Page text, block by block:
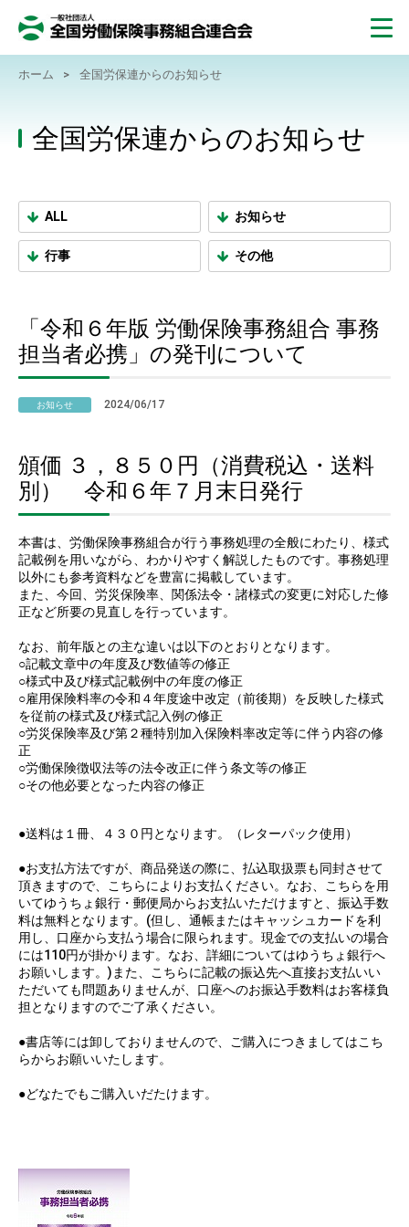
ホーム > 全国労保連からのお知らせ
全国労保連からのお知らせ
ALL お知らせ
行事 その他
「令和６年版 労働保険事務組合 事務
担当者必携」の発刊について
お知らせ 2024/06/17
頒価 ３，８５０円（消費税込・送料
別） 令和６年７月末日発行
本書は、労働保険事務組合が行う事務処理の全般にわたり、様式
記載例を用いながら、わかりやすく解説したものです。事務処理
以外にも参考資料などを豊富に掲載しています。
また、今回、労災保険率、関係法令・諸様式の変更に対応した修
正など所要の見直しを行っています。
なお、前年版との主な違いは以下のとおりとなります。
○記載文章中の年度及び数値等の修正
○様式中及び様式記載例中の年度の修正
○雇用保険料率の令和４年度途中改定（前後期）を反映した様式
を従前の様式及び様式記入例の修正
○労災保険率及び第２種特別加入保険料率改定等に伴う内容の修
正
○労働保険徴収法等の法令改正に伴う条文等の修正
○その他必要となった内容の修正
●送料は１冊、４３０円となります。（レターパック使用）
●お支払方法ですが、商品発送の際に、払込取扱票も同封させて
頂きますので、こちらによりお支払ください。なお、こちらを用
いてゆうちょ銀行・郵便局からお支払いただけますと、振込手数
料は無料となります。(但し、通帳またはキャッシュカードを利
用し、口座から支払う場合に限られます。現金での支払いの場合
には110円が掛かります。なお、詳細についてはゆうちょ銀行へ
お願いします。)また、こちらに記載の振込先へ直接お支払いい
ただいても問題ありませんが、口座へのお振込手数料はお客様負
担となりますのでご了承ください。
●書店等には卸しておりませんので、ご購入につきましてはこち
らからお願いいたします。
●どなたでもご購入いだたけます。